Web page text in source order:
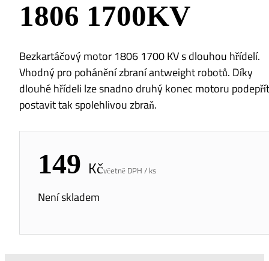
1806 1700KV
Bezkartáčový motor 1806 1700 KV s dlouhou hřídelí.
Vhodný pro pohánění zbraní antweight robotů. Díky
dlouhé hřídeli lze snadno druhý konec motoru
postavit tak spolehlivou zbraň.
149 Kč
Není skladem